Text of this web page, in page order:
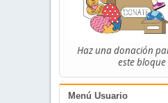
Haz una donación
este bloque
Menú Usuario